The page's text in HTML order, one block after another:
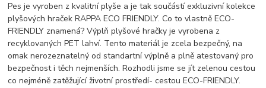
Pes je vyroben z kvalitní plyše a je tak součástí exkluzivní kolekce
plyšových hraček RAPPA ECO FRIENDLY. Co to vlastně ECO-
FRIENDLY znamená? Výplň plyšové hračky je vyrobena z
recyklovaných PET lahví. Tento materiál je zcela bezpečný, na
omak nerozeznatelný od standartní výplně a plně atestovaný pro
bezpečnost i těch nejmenších. Rozhodli jsme se jít zelenou cestou
co nejméně zatěžující životní prostředí- cestou ECO-FRIENDLY.